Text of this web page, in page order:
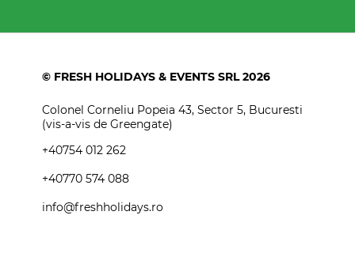
© FRESH HOLIDAYS & EVENTS SRL 2026
Colonel Corneliu Popeia 43, Sector 5, Bucuresti
(vis-a-vis de Greengate)
+40754 012 262
+40770 574 088
info@freshholidays.ro